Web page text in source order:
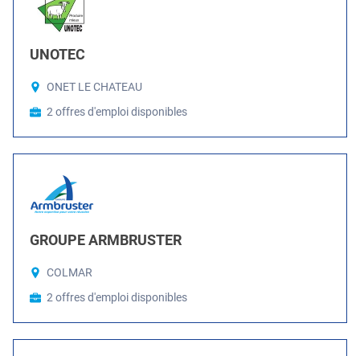
UNOTEC
ONET LE CHATEAU
2 offres d'emploi disponibles
GROUPE ARMBRUSTER
COLMAR
2 offres d'emploi disponibles